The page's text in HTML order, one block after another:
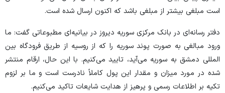
است مبلغی بیشتر از مبلغی باشد که اکنون ارسال شده است.
دفتر رسانه‌ای در بانک مرکزی سوریه دیروز در بیانیه‌ای مطبوعاتی گفت: ما
ورود مبالغی به صورت پوند سوریه را که از روسیه از طریق فرودگاه بین
المللی دمشق به سوریه می‌آید، تایید می‌کنیم. با این حال، ارقام منتشر
شده در مورد میزان و مقدار این پول کاملاً نادرست است و ما بر لزوم
تکیه بر اطلاعات رسمی و پرهیز از هدایت شایعات تاکید می‌کنیم.